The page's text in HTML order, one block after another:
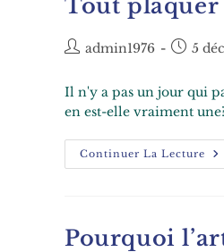
Tout plaquer
admin1976 5
Il n'y a pas un jour qui
en est-elle vraiment
Continuer La Lecture
Pourquoi